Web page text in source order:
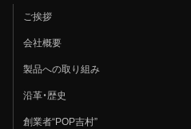
ご挨拶
会社概要
製品への取り組み
沿革・歴史
創業者“POP吉村”